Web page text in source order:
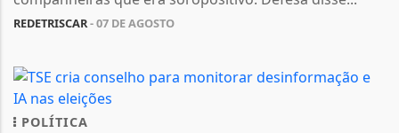
REDETRISCAR- 07 DE AGOSTO
POLÍTICA